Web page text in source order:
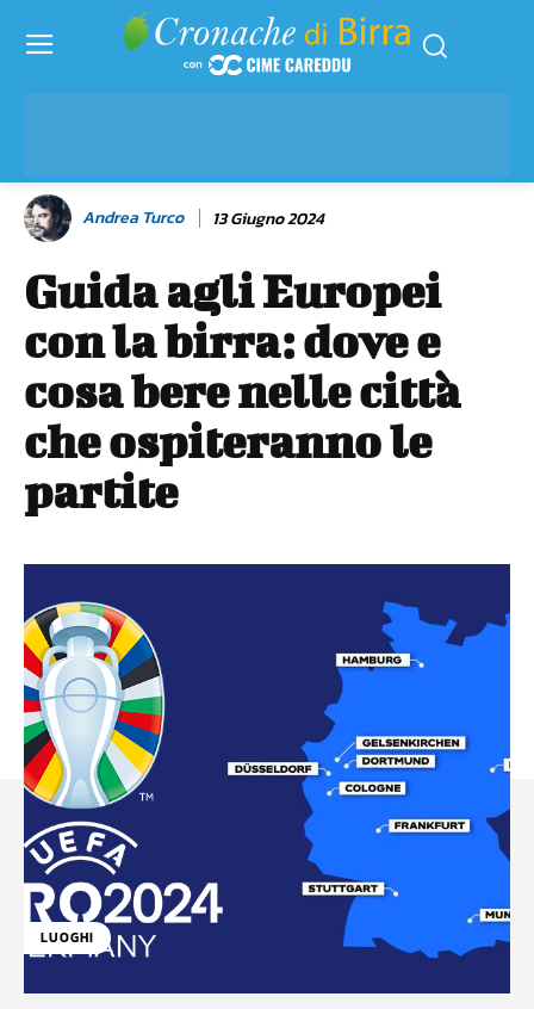
Andrea Turco 13 Giugno 2024
Guida agli Europei
con la birra: dove e
cosa bere nelle città
che ospiteranno le
partite
LUOGHI